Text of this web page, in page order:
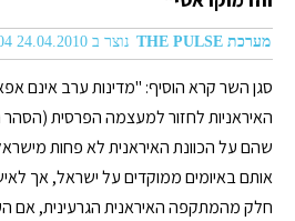
מערכת THE PULSE נוצר ב 24.04.2010 07:04
סגן השר קרא הוסיף: "מדינות ערב אינם
האיראניות לחזור למעצמה הפרסית (הסהר
שהם על הכוונת האיראנית לא פחות
אותם באיומים ממוקדים על ישראל, אך
חלק מהמתקפה האיראנית הגרעינית, אם